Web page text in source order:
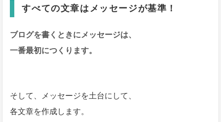
すべての文章はメッセージが基準！
ブログを書くときにメッセージは、
一番最初につくります。
そして、メッセージを土台にして、
各文章を作成します。